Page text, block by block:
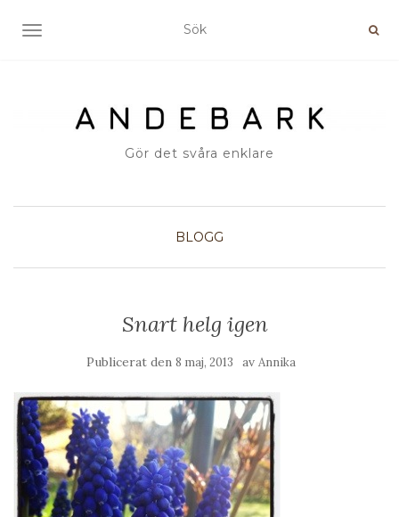
SLÅ PÅ/AV NAVIGERING
Gör det svåra enklare
BLOGG
Snart helg igen
Publicerat den 8 maj, 2013 av Annika